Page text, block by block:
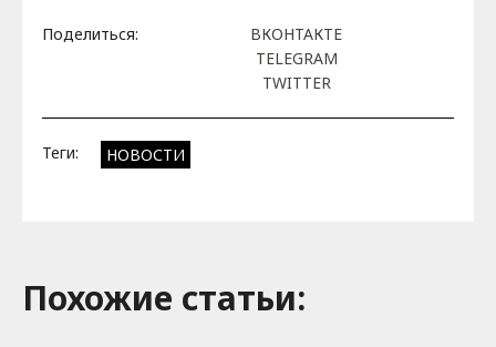
Поделиться:
ВКОНТАКТЕ
TELEGRAM
TWITTER
Теги: НОВОСТИ
Похожие cтатьи: